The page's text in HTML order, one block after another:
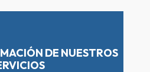
DE NUESTROS